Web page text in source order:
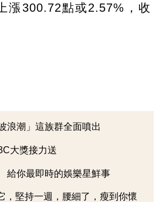
漲300.72點或2.57%，收
浪潮」這族群全面噴出
大獎接力送
你最即時的娛樂星鮮事
，堅持一週，腰細了，瘦到你懷